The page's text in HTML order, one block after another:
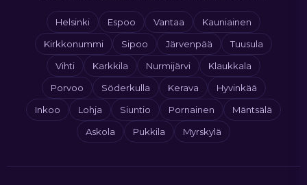
Helsinki Espoo Vantaa
Kauniainen
Kirkkonummi
Sipoo Järvenpää
Tuusula
Vihti
Karkkila Nurmijärvi
Klaukkala
Porvoo
Söderkulla Kerava
Hyvinkää
Inkoo
Lohja Siuntio Pornainen
Mäntsälä
Askola
Pukkila Myrskylä